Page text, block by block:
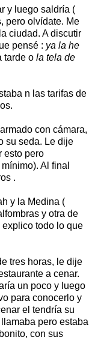
y luego saldría (
pero olvídate. Me
ciudad. A discutir
pensé : ya la he
tarde o la tela de
n las tarifas de
con cámara,
su seda. Le dije
esto pero
Al final
.
y la Medina (
y otra de
explico todo lo que
tres horas, le dije
a cenar.
un poco y luego
para conocerlo y
el tendría su
pero estaba
con sus